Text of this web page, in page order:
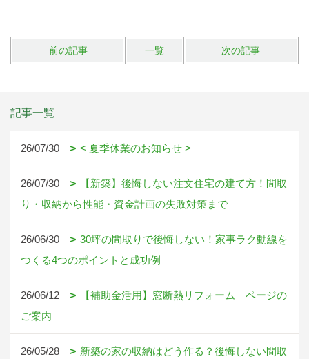
前の記事 一覧 次の記事
記事一覧
26/07/30 < 夏季休業のお知らせ >
26/07/30
【新築】後悔しない注文住宅の建て方！間取
り・収納から性能・資金計画の失敗対策まで
26/06/30
30坪の間取りで後悔しない！家事ラク動線を
つくる4つのポイントと成功例
26/06/12
【補助金活用】窓断熱リフォーム ページの
ご案内
26/05/28
新築の家の収納はどう作る？後悔しない間取